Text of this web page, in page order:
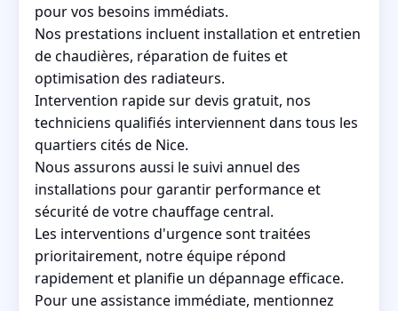
pour vos besoins immédiats.
Nos prestations incluent installation et entretien
de chaudières, réparation de fuites et
optimisation des radiateurs.
Intervention rapide sur devis gratuit, nos
techniciens qualifiés interviennent dans tous les
quartiers cités de Nice.
Nous assurons aussi le suivi annuel des
installations pour garantir performance et
sécurité de votre chauffage central.
Les interventions d'urgence sont traitées
prioritairement, notre équipe répond
rapidement et planifie un dépannage efficace.
Pour une assistance immédiate, mentionnez